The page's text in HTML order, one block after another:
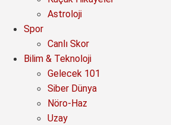
Astroloji
Spor
Canlı Skor
Bilim & Teknoloji
Gelecek 101
Siber Dünya
Nöro-Haz
Uzay